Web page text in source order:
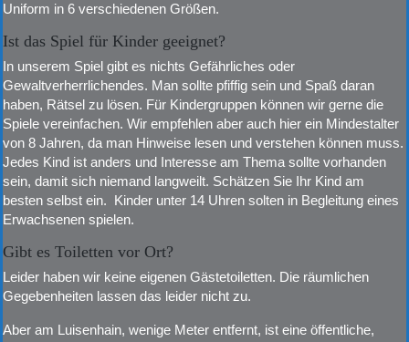
Uniform in 6 verschiedenen Größen.
Ist das Spiel für Kinder geeignet?
In unserem Spiel gibt es nichts Gefährliches oder
Gewaltverherrlichendes. Man sollte pfiffig sein und Spaß daran
haben, Rätsel zu lösen. Für Kindergruppen können wir gerne die
Spiele vereinfachen. Wir empfehlen aber auch hier ein Mindestalter
von 8 Jahren, da man Hinweise lesen und verstehen können muss.
Jedes Kind ist anders und Interesse am Thema sollte vorhanden
sein, damit sich niemand langweilt. Schätzen Sie Ihr Kind am
besten selbst ein. Kinder unter 14 Uhren solten in Begleitung eines
Erwachsenen spielen.
Gibt es Toiletten vor Ort?
Leider haben wir keine eigenen Gästetoiletten. Die räumlichen
Gegebenheiten lassen das leider nicht zu.
Aber am Luisenhain, wenige Meter entfernt, ist eine öffentliche,